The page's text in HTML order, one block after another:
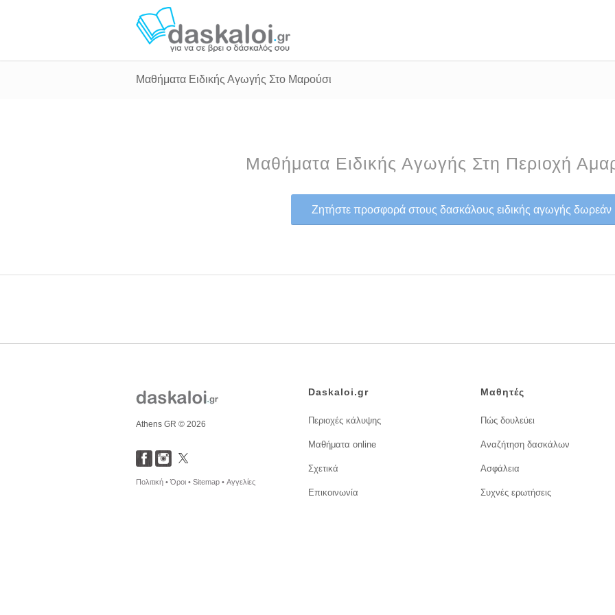
Μαθήματα Ειδικής Αγωγής Στο Μαρούσι
Μαθήματα Ειδικής Αγωγής Στη Περιοχή
Ζητήστε προσφορά στους δασκάλους ειδικής αγωγής δωρεάν
Athens GR © 2026
Πολιτική •Όροι • Sitemap • Αγγελίες
Daskaloi.gr
Περιοχές κάλυψης
Μαθήματα online
Σχετικά
Επικοινωνία
Μαθητές
Πώς δουλεύει
Αναζήτηση δασκάλων
Ασφάλεια
Συχνές ερωτήσεις